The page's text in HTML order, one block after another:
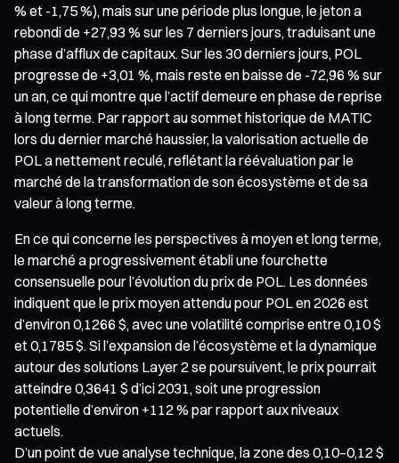
% et -1,75 %), mais sur une période plus longue, le jeton a
rebondi de +27,93 % sur les 7 derniers jours, traduisant une
phase d’afflux de capitaux. Sur les 30 derniers jours, POL
progresse de +3,01 %, mais reste en baisse de -72,96 % sur
un an, ce qui montre que l’actif demeure en phase de reprise
à long terme. Par rapport au sommet historique de MATIC
lors du dernier marché haussier, la valorisation actuelle de
POL a nettement reculé, reflétant la réévaluation par le
marché de la transformation de son écosystème et de sa
valeur à long terme.
En ce qui concerne les perspectives à moyen et long terme,
le marché a progressivement établi une fourchette
consensuelle pour l’évolution du prix de POL. Les données
indiquent que le prix moyen attendu pour POL en 2026 est
d’environ 0,1266 $, avec une volatilité comprise entre 0,10 $
et 0,1785 $. Si l’expansion de l’écosystème et la dynamique
autour des solutions Layer 2 se poursuivent, le prix pourrait
atteindre 0,3641 $ d’ici 2031, soit une progression
potentielle d’environ +112 % par rapport aux niveaux
actuels.
D’un point de vue analyse technique, la zone des 0,10–0,12 $